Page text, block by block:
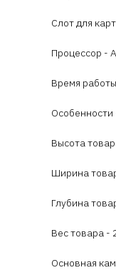
Слот для
Процессор -
Время
Особенности
Высота
Ширина
Глубина
Вес товара -
Основная